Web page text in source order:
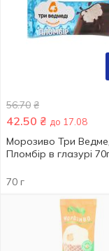
56.70 ₴
42.50 ₴ до 17.08
Морозиво Три
Пломбір в глазурі
70 г